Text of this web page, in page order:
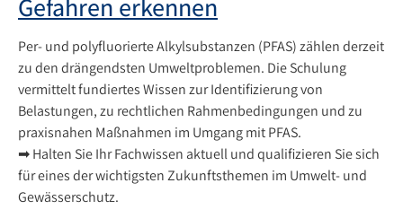
Gefahren erkennen
Per- und polyfluorierte Alkylsubstanzen (PFAS) zählen derzeit
zu den drängendsten Umweltproblemen. Die Schulung
vermittelt fundiertes Wissen zur Identifizierung von
Belastungen, zu rechtlichen Rahmenbedingungen und zu
praxisnahen Maßnahmen im Umgang mit PFAS.
➡ Halten Sie Ihr Fachwissen aktuell und qualifizieren Sie sich
für eines der wichtigsten Zukunftsthemen im Umwelt- und
Gewässerschutz.